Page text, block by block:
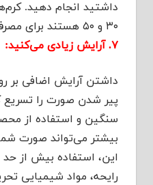
۳۰ و ۵۰ هستند برای مصرف روزانه توصیه می‌شوند.
۷. آرایش زیادی می‌کنید:
داشتن آرایش اضافی بر
پیر شدن صورت را تسریع
سنگین و استفاده از
بیشتر می‌تواند صورت شما
این، استفاده بیش از
رایحه، مواد شیمیایی